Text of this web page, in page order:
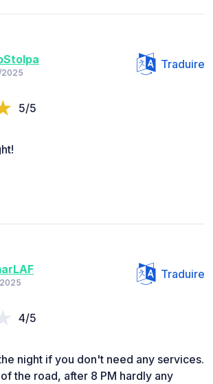
Traduire
5/5
Traduire
4/5
night if you don't need any services.
the road, after 8 PM hardly any